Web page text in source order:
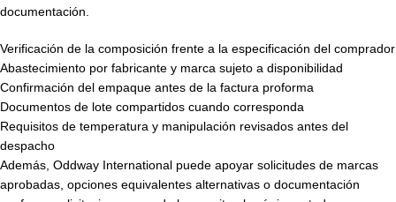
documentación.
Verificación de la composición frente a la especificación del comprador
Abastecimiento por fabricante y marca sujeto a disponibilidad
Confirmación del empaque antes de la factura proforma
Documentos de lote compartidos cuando corresponda
Requisitos de temperatura y manipulación revisados antes del
despacho
Además, Oddway International puede apoyar solicitudes de marcas
aprobadas, opciones equivalentes alternativas o documentación